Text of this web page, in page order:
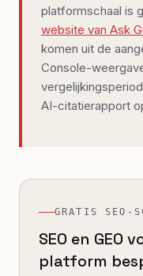
platformschaal is
website van Ask
komen uit de
Console-
AI-citatierapport
GRATIS SEO-
SEO en GEO
platform